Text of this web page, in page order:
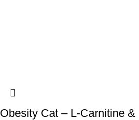
Obesity Cat – L-Carnitine